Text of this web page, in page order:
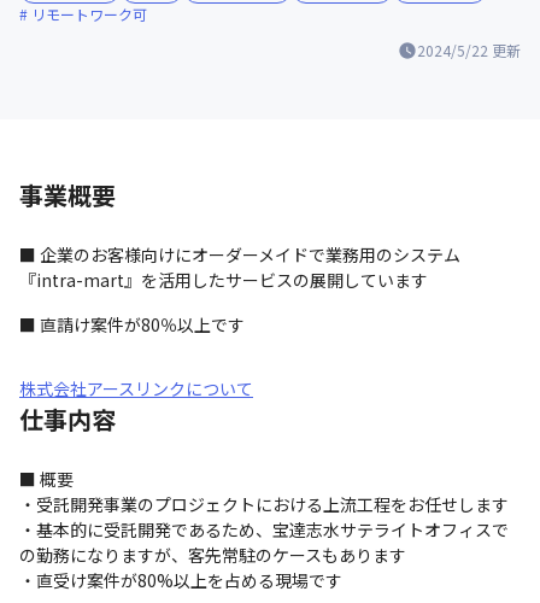
2024/5/22 更新
リモートワーク可
事業概要
■ 企業のお客様向けにオーダーメイドで業務用のシステム
『intra-mart』を活用したサービスの展開しています
■ 直請け案件が80％以上です
株式会社アースリンクについて
仕事内容
■ 概要
・受託開発事業のプロジェクトにおける上流工程をお任せします
・基本的に受託開発であるため、宝達志水サテライトオフィスで
の勤務になりますが、客先常駐のケースもあります
・直受け案件が80%以上を占める現場です